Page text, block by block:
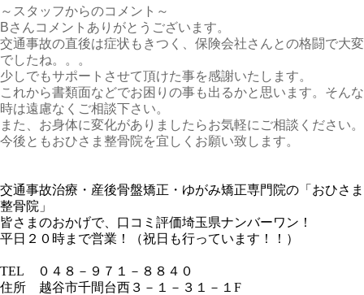
～スタッフからのコメント～
Bさんコメントありがとうございます。
交通事故の直後は症状もきつく、保険会社さんとの格闘で大変
でしたね。。。
少しでもサポートさせて頂けた事を感謝いたします。
これから書類面などでお困りの事も出るかと思います。そんな
時は遠慮なくご相談下さい。
また、お身体に変化がありましたらお気軽にご相談ください。
今後ともおひさま整骨院を宜しくお願い致します。
交通事故治療・産後骨盤矯正・ゆがみ矯正専門院の「おひさま
整骨院」
皆さまのおかげで、口コミ評価埼玉県ナンバーワン！
平日２０時まで営業！（祝日も行っています！！）
TEL ０４８－９７１－８８４０
住所 越谷市千間台西３－１－３１－１ F